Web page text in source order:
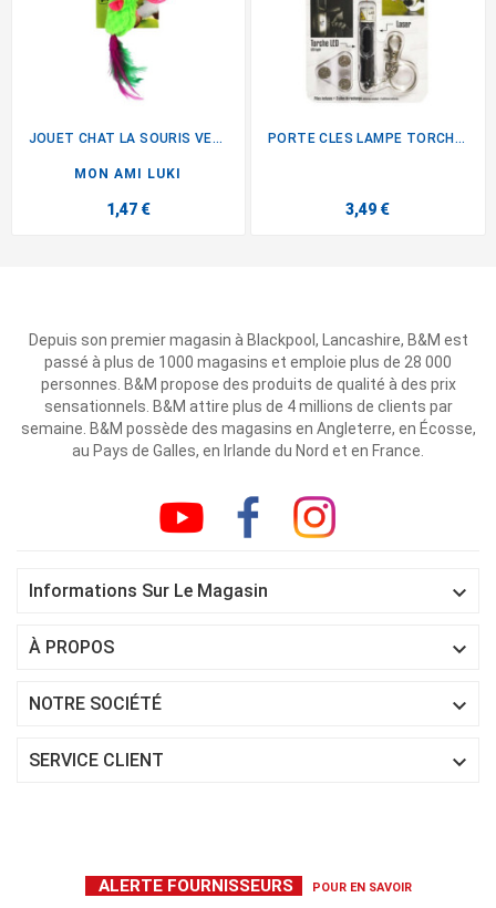
JOUET CHAT LA SOURIS VERTE
MON AMI LUKI
1,47 €
PORTE CLES LAMPE TORCHE +...
3,49 €
Depuis son premier magasin à Blackpool, Lancashire, B&M est
passé à plus de 1000 magasins et emploie plus de 28 000
personnes. B&M propose des produits de qualité à des prix
sensationnels. B&M attire plus de 4 millions de clients par
semaine. B&M possède des magasins en Angleterre, en Écosse,
au Pays de Galles, en Irlande du Nord et en France.
Informations Sur Le Magasin 
À PROPOS 
NOTRE SOCIÉTÉ 
SERVICE CLIENT 
ALERTE FOURNISSEURS POUR EN SAVOIR